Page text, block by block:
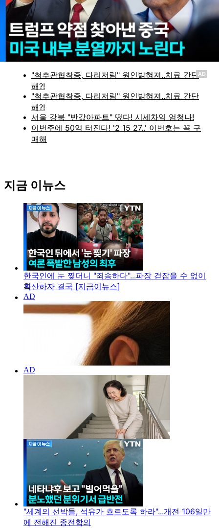
실시간 정보
AD
지금 이뉴스
한국인에 눈 찢더니 "죄송하다"...파장 걷잡을 수 없이
확산하자 결국 [지금이뉴스]
"세계의 선박들, 석유가 흐르도록 하라"...개전 106일만
에 전해진 종전합의